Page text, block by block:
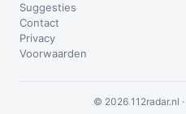
Suggesties
Contact
Privacy
Voorwaarden
© 2026 112radar.nl ·